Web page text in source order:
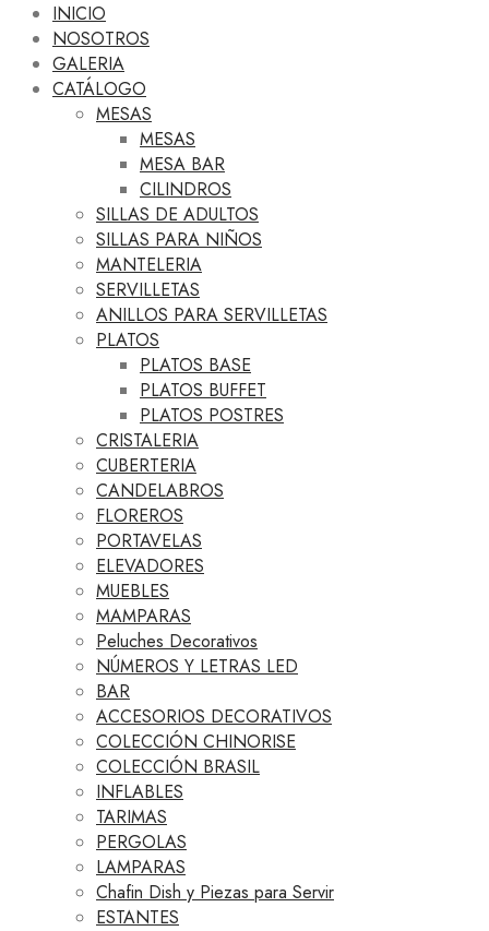
INICIO
NOSOTROS
GALERIA
CATÁLOGO
MESAS
MESAS
MESA BAR
CILINDROS
SILLAS DE ADULTOS
SILLAS PARA NIÑOS
MANTELERIA
SERVILLETAS
ANILLOS PARA SERVILLETAS
PLATOS
PLATOS BASE
PLATOS BUFFET
PLATOS POSTRES
CRISTALERIA
CUBERTERIA
CANDELABROS
FLOREROS
PORTAVELAS
ELEVADORES
MUEBLES
MAMPARAS
Peluches Decorativos
NÚMEROS Y LETRAS LED
BAR
ACCESORIOS DECORATIVOS
COLECCIÓN CHINORISE
COLECCIÓN BRASIL
INFLABLES
TARIMAS
PERGOLAS
LAMPARAS
Chafin Dish y Piezas para Servir
ESTANTES